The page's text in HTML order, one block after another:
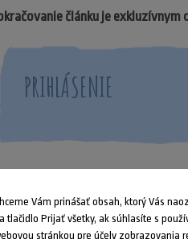
článku je
PRIHLÁSENIE
Vám prinášať obsah, ktorý Vás
tlačidlo Prijať všetky, ak súhlasíte s
stránkou pre účely zobrazovania